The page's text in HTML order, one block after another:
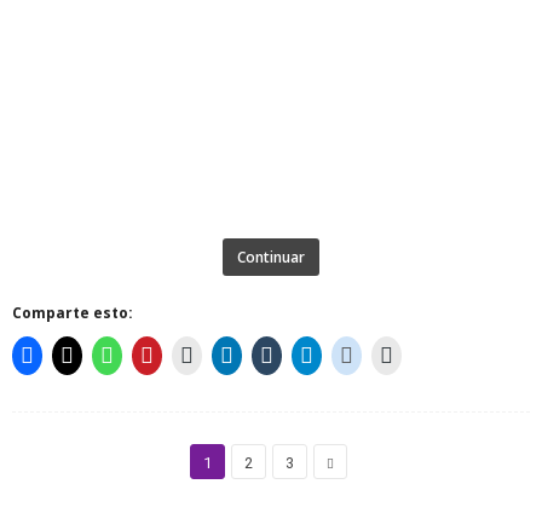
Continuar
Comparte esto:
1 2 3